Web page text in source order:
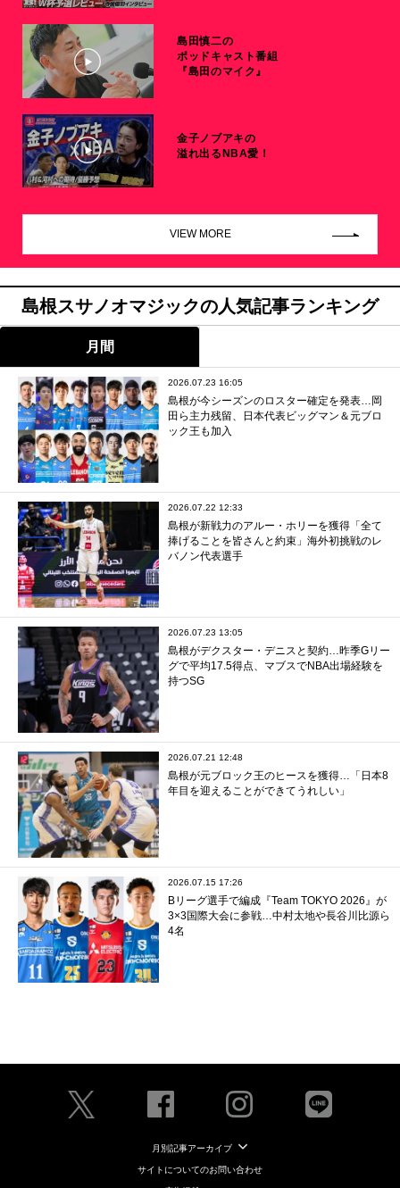
島田慎二の
ポッドキャスト番組
『島田のマイク』
金子ノブアキの
溢れ出るNBA愛！
VIEW MORE
島根スサノオマジックの人気記事ランキング
月間
2026.07.23 16:05
島根が今シーズンのロスター確定を発表…岡
田ら主力残留、日本代表ビッグマン＆元ブロ
ック王も加入
2026.07.22 12:33
島根が新戦力のアルー・ホリーを獲得「全て
捧げることを皆さんと約束」海外初挑戦のレ
バノン代表選手
2026.07.23 13:05
島根がデクスター・デニスと契約…昨季Gリー
グで平均17.5得点、マブスでNBA出場経験を
持つSG
2026.07.21 12:48
島根が元ブロック王のヒースを獲得…「日本8
年目を迎えることができてうれしい」
2026.07.15 17:26
Bリーグ選手で編成『Team TOKYO 2026』が
3×3国際大会に参戦…中村太地や長谷川比源ら
4名
月別記事アーカイブ
サイトについてのお問い合わせ